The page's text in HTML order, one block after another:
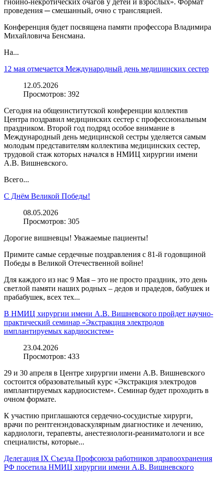
гнойно-некротических очагов у детей и взрослых». Формат
проведения ─ смешанный, очно с трансляцией.
Конференция будет посвящена памяти профессора Владимира
Михайловича Бенсмана.
На...
12 мая отмечается Международный день медицинских сестер
12.05.2026
Просмотров: 392
Сегодня на общеинститутской конференции коллектив
Центра поздравил медицинских сестер с профессиональным
праздником. Второй год подряд особое внимание в
Международный день медицинской сестры уделяется самым
молодым представителям коллектива медицинских сестер,
трудовой стаж которых начался в НМИЦ хирургии имени
А.В. Вишневского.
Всего...
С Днём Великой Победы!
08.05.2026
Просмотров: 305
Дорогие вишневцы! Уважаемые пациенты!
Примите самые сердечные поздравления с 81-й годовщиной
Победы в Великой Отечественной войне!
Для каждого из нас 9 Мая – это не просто праздник, это день
светлой памяти наших родных – дедов и прадедов, бабушек и
прабабушек, всех тех...
В НМИЦ хирургии имени А.В. Вишневского пройдет научно-
практический семинар «Экстракция электродов
имплантируемых кардиосистем»
23.04.2026
Просмотров: 433
29 и 30 апреля в Центре хирургии имени А.В. Вишневского
состоится образовательный курс «Экстракция электродов
имплантируемых кардиосистем». Семинар будет проходить в
очном формате.
К участию приглашаются сердечно-сосудистые хирурги,
врачи по рентгенэндоваскулярным диагностике и лечению,
кардиологи, терапевты, анестезиологи-реаниматологи и все
специалисты, которые...
Делегация IX Съезда Профсоюза работников здравоохранения
РФ посетила НМИЦ хирургии имени А.В. Вишневского